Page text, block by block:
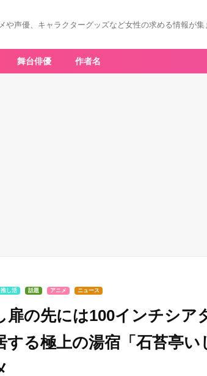
や声優、キャラクターグッズなど女性の求める情報が集
舞台俳優 作者名
し活 話題 アニメ ニュース
扉の先には100インチシア
する極上の湯宿「石苔亭